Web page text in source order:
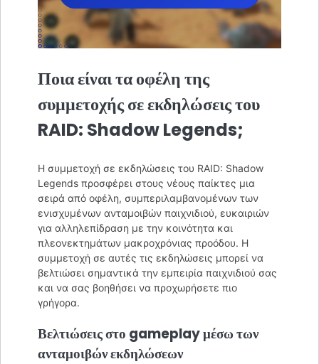
Ποια είναι τα οφέλη της
συμμετοχής σε εκδηλώσεις του
RAID: Shadow Legends;
Η συμμετοχή σε εκδηλώσεις του RAID: Shadow
Legends προσφέρει στους νέους παίκτες μια
σειρά από οφέλη, συμπεριλαμβανομένων των
ενισχυμένων ανταμοιβών παιχνιδιού, ευκαιριών
για αλληλεπίδραση με την κοινότητα και
πλεονεκτημάτων μακροχρόνιας προόδου. Η
συμμετοχή σε αυτές τις εκδηλώσεις μπορεί να
βελτιώσει σημαντικά την εμπειρία παιχνιδιού σας
και να σας βοηθήσει να προχωρήσετε πιο
γρήγορα.
Βελτιώσεις στο gameplay μέσω των
ανταμοιβών εκδηλώσεων